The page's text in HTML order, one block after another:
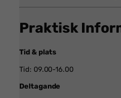
Praktisk
Tid & plats
Tid: 09.00-16.00
Deltagande